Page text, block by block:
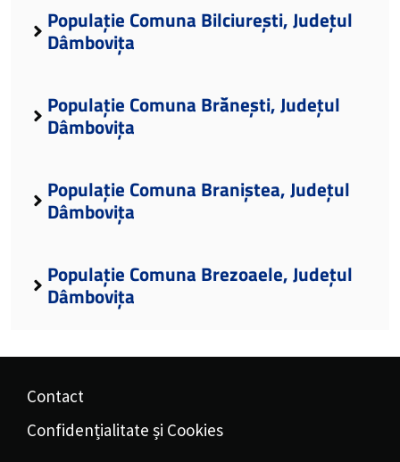
Populație Comuna Bilciurești, Județul
Dâmbovița
Populație Comuna Brănești, Județul
Dâmbovița
Populație Comuna Braniștea, Județul
Dâmbovița
Populație Comuna Brezoaele, Județul
Dâmbovița
Contact
Confidențialitate și Cookies